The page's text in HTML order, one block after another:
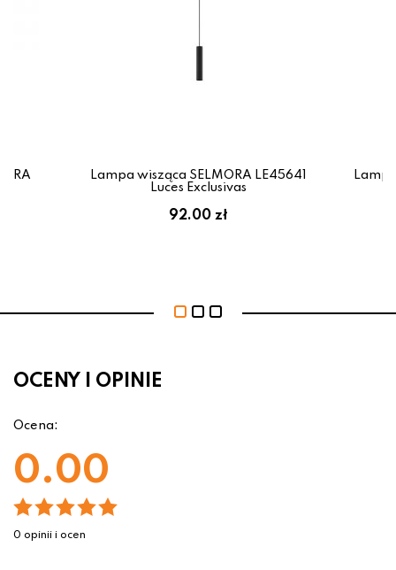
Lampa wisząca SELMORA LE45641
Luces Exclusivas
92.00 zł
OCENY I OPINIE
Ocena:
0.00
0 opinii i ocen